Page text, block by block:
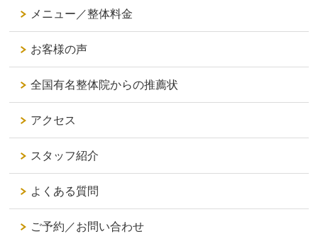
メニュー／整体料金
お客様の声
全国有名整体院からの推薦状
アクセス
スタッフ紹介
よくある質問
ご予約／お問い合わせ